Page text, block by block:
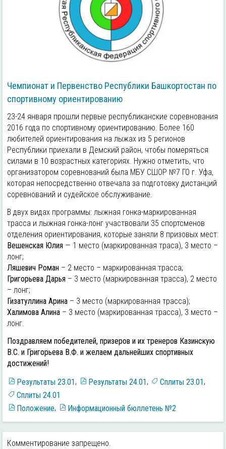
Чемпионат и Первенство Республики Башкортостан по
спортивному ориентированию
23-24 января прошли первые республиканские соревнования
2016 года по спортивному ориентированию. Более 160
любителей ориентирования на лыжах из 5 регионов
Республики приехали в Демский район, чтобы померяться
силами в 10 возрастных категориях. Нужно отметить, что
организатором соревнований была МБУ СШОР №7 ГО г. Уфа,
которая непосредственно отвечала за подготовку дистанций
соревнований и судейское обслуживание.
В двух видах программы: лыжная гонка-маркированная
трасса и лыжная гонка-лонг участвовали 35 спортсменов
отделения ориентирования, которые заняли 8 призовых мест:
Вешенская Юлия— 1 место (маркированная траса), 3 место –
лонг;
Ляшевич Роман– 2 место – маркированная трасса;
Григорьева Дарья– 3 место (маркированная трасса), 2 место
– лонг;
Гизатуллина Арина– 3 место (маркированная трасса);
Халимова Алина– 3 место (маркированная трасса), 3 место –
лонг.
Поздравляем победителей, призеров и их тренеров Казинскую
В.С. и Григорьева В.Ф. и желаем дальнейших спортивных
достижений!
Результаты 23.01, Результаты 24.01, Сплиты 23.01,
Сплиты 24.01
Положение, Информационный бюллетень №2
Комментирование запрещено.